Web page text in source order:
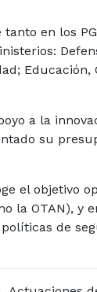
en los
a la
su
el objetivo
la OTAN), y
de